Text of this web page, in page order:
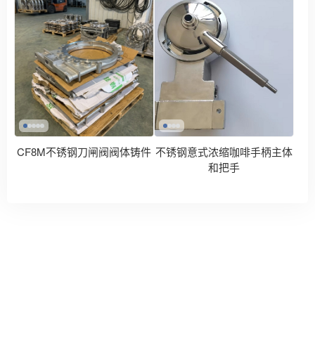
CF8M不锈钢刀闸阀阀体铸件 不锈钢意式浓缩咖啡手柄主体
和把手